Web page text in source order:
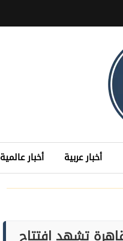
أخبار عربية أخبار عالمية